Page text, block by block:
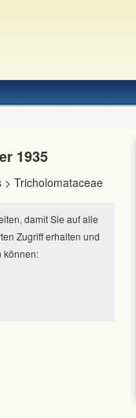
1935
> Tricholomataceae
damit Sie auf alle
Zugriff erhalten und
können: